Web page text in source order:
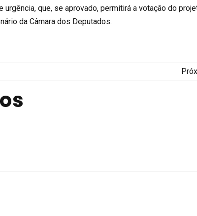
urgência, que, se aprovado, permitirá a votação do
da Câmara dos Deputados.